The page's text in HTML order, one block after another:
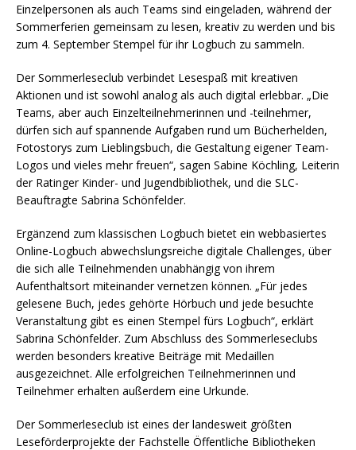
Einzelpersonen als auch Teams sind eingeladen, während der
Sommerferien gemeinsam zu lesen, kreativ zu werden und bis
zum 4. September Stempel für ihr Logbuch zu sammeln.
Der Sommerleseclub verbindet Lesespaß mit kreativen
Aktionen und ist sowohl analog als auch digital erlebbar. „Die
Teams, aber auch Einzelteilnehmerinnen und -teilnehmer,
dürfen sich auf spannende Aufgaben rund um Bücherhelden,
Fotostorys zum Lieblingsbuch, die Gestaltung eigener Team-
Logos und vieles mehr freuen“, sagen Sabine Köchling, Leiterin
der Ratinger Kinder- und Jugendbibliothek, und die SLC-
Beauftragte Sabrina Schönfelder.
Ergänzend zum klassischen Logbuch bietet ein webbasiertes
Online-Logbuch abwechslungsreiche digitale Challenges, über
die sich alle Teilnehmenden unabhängig von ihrem
Aufenthaltsort miteinander vernetzen können. „Für jedes
gelesene Buch, jedes gehörte Hörbuch und jede besuchte
Veranstaltung gibt es einen Stempel fürs Logbuch“, erklärt
Sabrina Schönfelder. Zum Abschluss des Sommerleseclubs
werden besonders kreative Beiträge mit Medaillen
ausgezeichnet. Alle erfolgreichen Teilnehmerinnen und
Teilnehmer erhalten außerdem eine Urkunde.
Der Sommerleseclub ist eines der landesweit größten
Leseförderprojekte der Fachstelle Öffentliche Bibliotheken